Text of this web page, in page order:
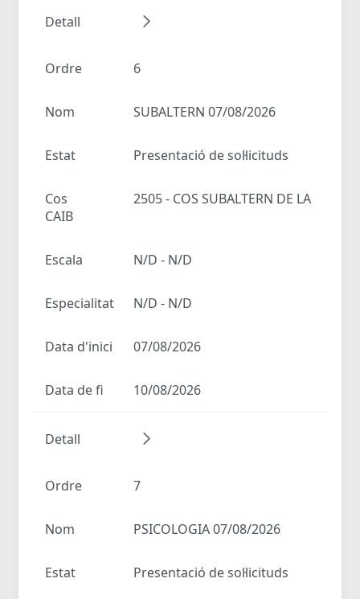
Detall
Ordre 6
Nom SUBALTERN 07/08/2026
Estat Presentació de sol·licituds
Cos
2505 - COS SUBALTERN DE LA
CAIB
Escala N/D - N/D
Especialitat N/D - N/D
Data d'inici 07/08/2026
Data de fi 10/08/2026
Detall
Ordre 7
Nom PSICOLOGIA 07/08/2026
Estat Presentació de sol·licituds